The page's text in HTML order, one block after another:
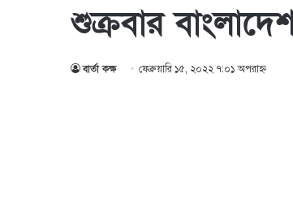
শুক্রবার
বার্তা কক্ষ ফেব্রুয়ারি ১৫, ২০২২ ৭:০১ অপরাহ্ণ